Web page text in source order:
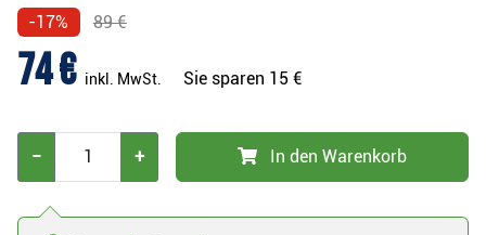
-17% 89 €
74 € inkl. MwSt. Sie sparen 15 €
− + In den Warenkorb